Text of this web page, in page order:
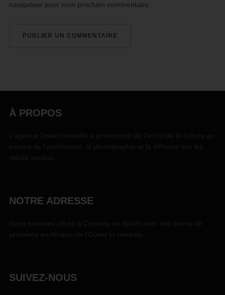
navigateur pour mon prochain commentaire.
À PROPOS
NOTRE ADRESSE
SUIVEZ-NOUS